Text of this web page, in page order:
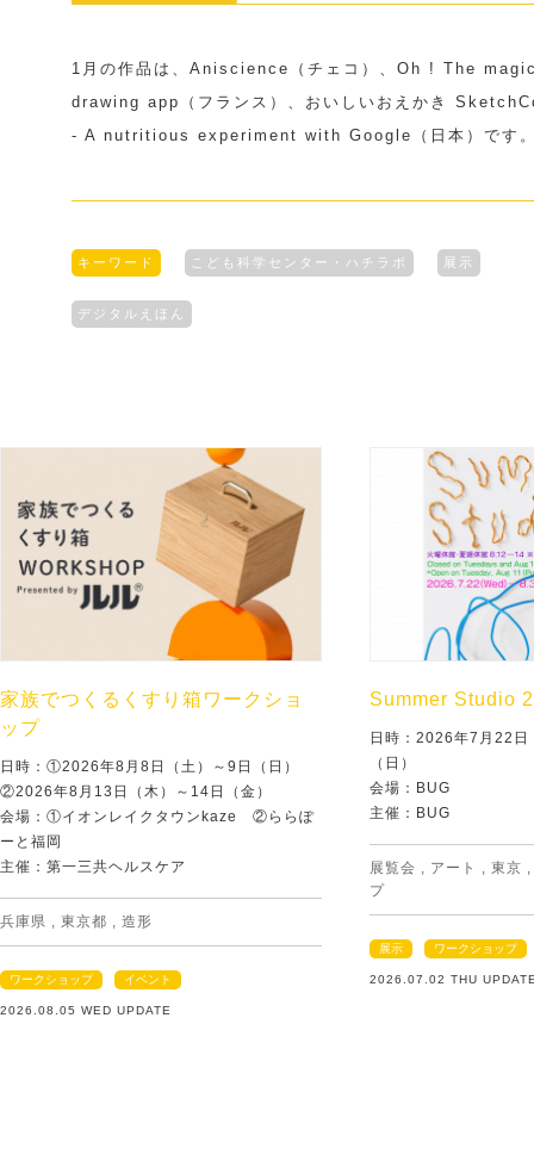
1月の作品は、Aniscience（チェコ）、Oh ! The
drawing app（フランス）、おいしいおえかき
- A nutritious experiment with Google（日本）です
キーワード こども科学センター・ハチラボ 展示
デジタルえほん
家族でつくるくすり箱ワークショ
ップ
日時：①2026年8月8日（土）～9日（日）
②2026年8月13日（木）～14日（金）
会場：①イオンレイクタウンkaze ②ららぽ
ーと福岡
主催：第一三共ヘルスケア
兵庫県 , 東京都 , 造形
ワークショップ イベント
2026.08.05 WED UPDATE
Summer Studio
日時：2026年7月22
（日）
会場：BUG
主催：BUG
展覧会 , アート , 東京
プ
展示 ワークショップ
2026.07.02 THU